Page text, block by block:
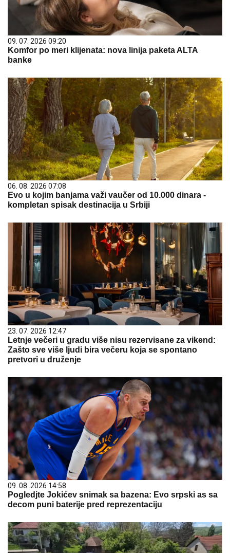
09. 07. 2026 09:20
Komfor po meri klijenata: nova linija paketa ALTA
banke
06. 08. 2026 07:08
Evo u kojim banjama važi vaučer od 10.000 dinara -
kompletan spisak destinacija u Srbiji
23. 07. 2026 12:47
Letnje večeri u gradu više nisu rezervisane za vikend:
Zašto sve više ljudi bira večeru koja se spontano
pretvori u druženje
09. 08. 2026 14:58
Pogledjte Jokićev snimak sa bazena: Evo srpski as sa
decom puni baterije pred reprezentaciju